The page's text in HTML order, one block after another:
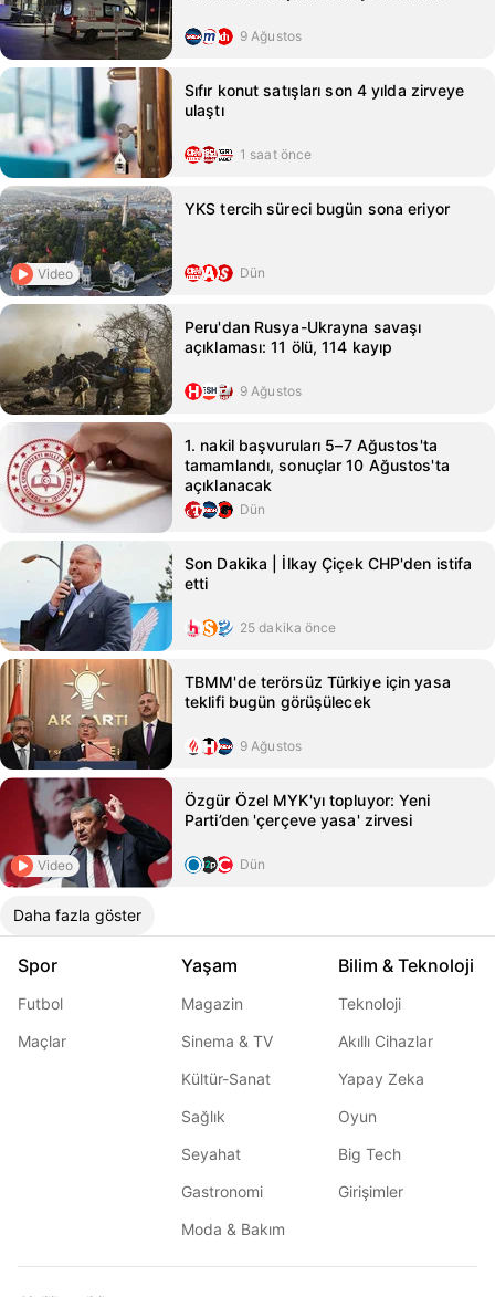
9 Ağustos
Sıfır konut satışları son 4 yılda zirveye
ulaştı
1 saat önce
Video
YKS tercih süreci bugün sona eriyor
Dün
Peru'dan Rusya-Ukrayna savaşı
açıklaması: 11 ölü, 114 kayıp
9 Ağustos
1. nakil başvuruları 5–7 Ağustos'ta
tamamlandı, sonuçlar 10 Ağustos'ta
açıklanacak
Dün
Son Dakika | İlkay Çiçek CHP'den istifa
etti
25 dakika önce
TBMM'de terörsüz Türkiye için yasa
teklifi bugün görüşülecek
9 Ağustos
Video
Özgür Özel MYK'yı topluyor: Yeni
Parti’den 'çerçeve yasa' zirvesi
Dün
Daha fazla göster
Spor
Futbol
Maçlar
Yaşam
Magazin
Sinema & TV
Kültür-Sanat
Sağlık
Seyahat
Gastronomi
Moda & Bakım
Bilim & Teknoloji
Teknoloji
Akıllı Cihazlar
Yapay Zeka
Oyun
Big Tech
Girişimler